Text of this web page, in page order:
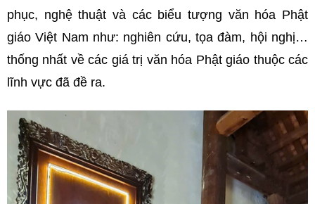
phục, nghệ thuật và các biểu tượng văn hóa Phật
giáo Việt Nam như: nghiên cứu, tọa đàm, hội nghị…
thống nhất về các giá trị văn hóa Phật giáo thuộc các
lĩnh vực đã đề ra.